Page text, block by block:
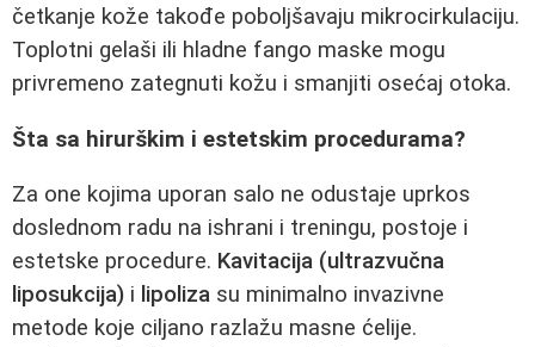
četkanje kože takođe poboljšavaju mikrocirkulaciju.
Toplotni gelaši ili hladne fango maske mogu
privremeno zategnuti kožu i smanjiti osećaj otoka.
Šta sa hirurškim i estetskim procedurama?
Za one kojima uporan salo ne odustaje uprkos
doslednom radu na ishrani i treningu, postoje i
estetske procedure. Kavitacija (ultrazvučna
liposukcija) i lipoliza su minimalno invazivne
metode koje ciljano razlažu masne ćelije.